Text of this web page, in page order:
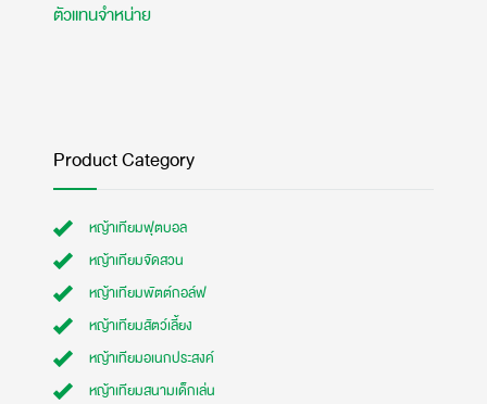
ตัวแทนจำหน่าย
Product Category
หญ้าเทียมฟุตบอล
หญ้าเทียมจัดสวน
หญ้าเทียมพัตต์กอล์ฟ
หญ้าเทียมสัตว์เลี้ยง
หญ้าเทียมอเนกประสงค์
หญ้าเทียมสนามเด็กเล่น